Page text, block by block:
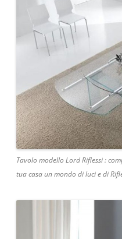
Tavolo modello Lord Riflessi :
tua casa un mondo di luci e di